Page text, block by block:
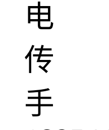
电
传
手